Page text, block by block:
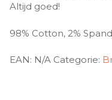
Altijd goed!
98% Cotton, 2%
EAN: N/A Categorie: